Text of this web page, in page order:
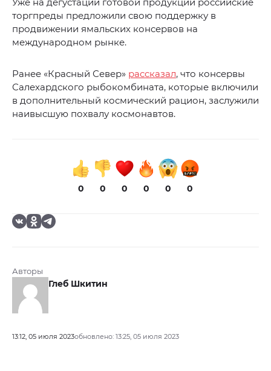
торгпреды предложили свою поддержку в
продвижении ямальских консервов на
международном рынке.
Ранее «Красный Север» рассказал, что консервы
Салехардского рыбокомбината, которые включили
в дополнительный космический рацион, заслужили
наивысшую похвалу космонавтов.
0 0 0 0 0 0
Авторы
Глеб Шкитин
13:12, 05 июля 2023обновлено: 13:25, 05 июля 2023